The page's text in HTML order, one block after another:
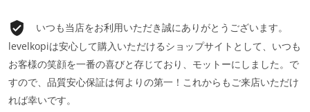
いつも当店をお利用いただき誠にありがとうございます。
levelkopiは安心して購入いただけるショップサイトとして、いつも
お客様の笑顔を一番の喜びと存じており、モットーにしました。で
すので、品質安心保証は何よりの第一！これからもご来店いただけ
れば幸いです。